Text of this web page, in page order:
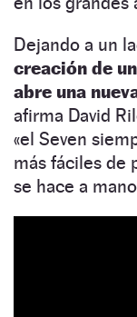
Dejando a un
creación de
abre una
afirma David
«el Seven
más fáciles de
se hace a